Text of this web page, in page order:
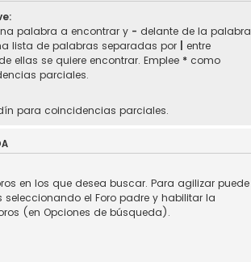
palabra a encontrar y - delante de la palabra
lista de palabras separadas por
entre
ellas se quiere encontrar. Emplee * como
parciales.
para coincidencias parciales.
en los que desea buscar. Para agilizar puede
seleccionando el Foro padre y habilitar la
(en Opciones de búsqueda).